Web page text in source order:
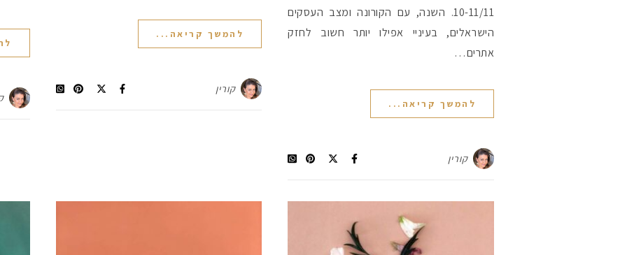
10-11/11. השנה, עם הקורונה ומצב העסקים
הישראלים, בעיניי אפילו יותר חשוב לחזק
אתרים…
להמשך קריאה...
קורין
להמשך קריאה...
קורין